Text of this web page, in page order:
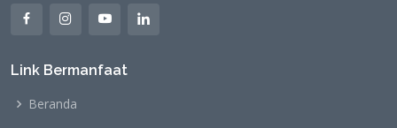
Link Bermanfaat
Beranda